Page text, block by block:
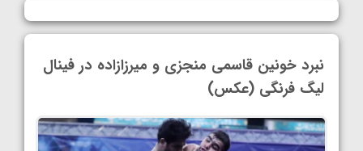
نبرد خونین قاسمی منجزی و میرزازاده در فینال
لیگ فرنگی (عکس)